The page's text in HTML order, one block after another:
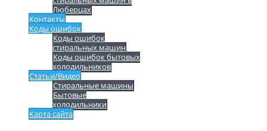
Люберцах
Контакты
Коды ошибок
Коды ошибок
стиральных машин
Коды ошибок бытовых
холодильников
Статьи/Видео
Стиральные машины
Бытовые
холодильники
Карта сайта